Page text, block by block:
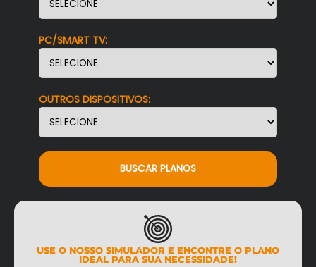
PC/SMART TV:
OUTROS DISPOSITIVOS:
BUSCAR PLANOS
USE O NOSSO SIMULADOR E ENCONTRE O PLANO
IDEAL PARA SUA NECESSIDADE!